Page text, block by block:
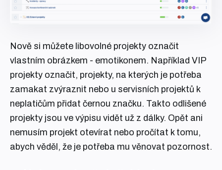
Nově si můžete libovolné projekty označit
vlastním obrázkem - emotikonem. Například VIP
projekty označit, projekty, na kterých je potřeba
zamakat zvýraznit nebo u servisních projektů k
neplatičům přidat černou značku. Takto odlišené
projekty jsou ve výpisu vidět už z dálky. Opět ani
nemusím projekt otevírat nebo pročítat k tomu,
abych věděl, že je potřeba mu věnovat pozornost.